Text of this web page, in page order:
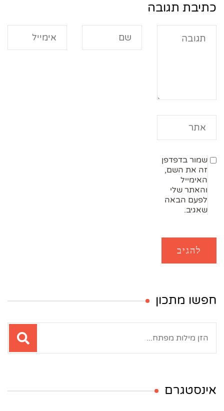
כתיבת תגובה
שמור בדפדפן
זה את השם,
האימייל
והאתר שלי
לפעם הבאה
שאגיב.
חפשו מתכון
אינסטגרם